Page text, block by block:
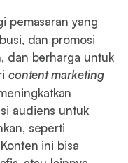
pemasaran yang
dan promosi
dan berharga untuk
content marketing
audiens untuk
seperti
ini bisa